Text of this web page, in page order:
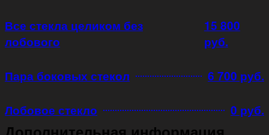
Все стекла целиком без
лобового
15 800
руб.
Пара боковых стекол 6 700 руб.
Лобовое стекло 0 руб.